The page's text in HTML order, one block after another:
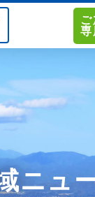
（福島）
ター 0138-
ター 025-
ン
ン
南
専
ニュ